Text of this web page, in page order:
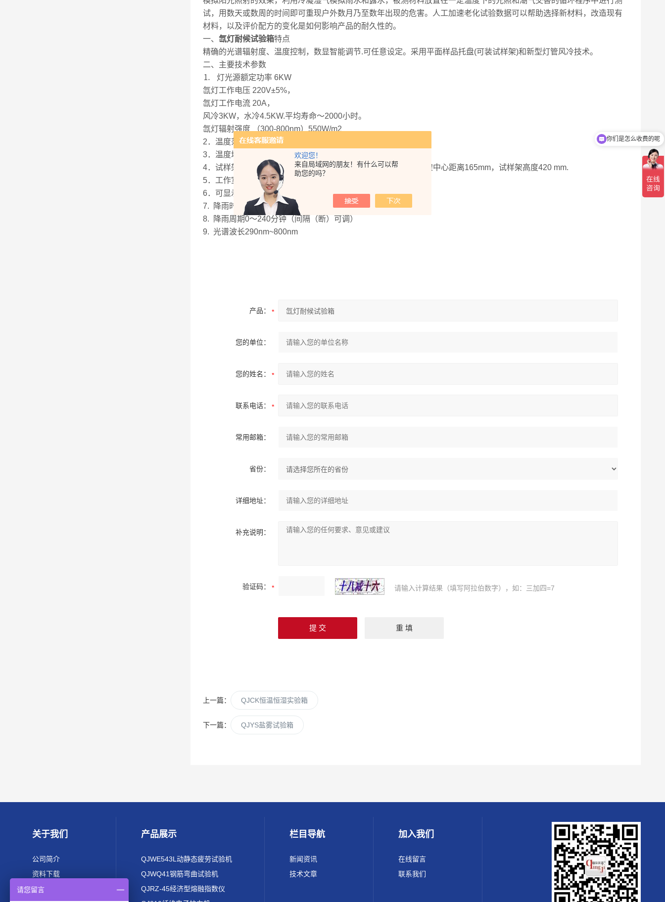
欢迎您！
来自局域网的朋友！有什么可以帮
助您的吗？
试，用数天或数周的时间即可重现户外数月乃至数年出现的危害。人工加速老化试验数据可以帮助选择新材料，改造现有
材料，以及评价配方的变化是如何影响产品的耐久性的。
一、 氙灯耐候试验箱特点
精确的光谱辐射度、温度控制，数显智能调节.可任意设定。采用平面样品托盘(可装试样架)和新型灯管风冷技术。
二、主要技术参数
⒈ 灯光源额定功率 6KW
氙灯工作电压 220V±5%，
氙灯工作电流 20A，
风冷3KW，水冷4.5KW.平均寿命～2000小时。
氙灯辐射强度 （300-800nm）550W/m2
2．温度范围： RT+10℃～80℃±1℃（可调
3．温度均匀度：≤2℃
4．试样架内/外半径100/220mm，试样架旋转速度 5r/min，试样架中心距离165mm，试样架高度420 mm.
5．工作室尺寸500×500×600mm或
6．可显示辐射强度.积算值
7. 降雨时间0～9999分钟（可调）
8. 降雨周期0～240分钟（间隔（断）可调）
9. 光谱波长290nm~800nm
产品：
您的单位：
您的姓名：
联系电话：
常用邮箱：
省份：
详细地址：
补充说明：
验证码： 请输入计算结果（填写阿拉伯数字），如：三加四=7
上一篇： QJCK恒温恒湿实验箱
下一篇： QJYS盐雾试验箱
关于我们
公司简介
资料下载
产品展示
QJWE543L动静态疲劳试验机
QJWQ41钢筋弯曲试验机
QJRZ-45经济型熔融指数仪
栏目导航
新闻资讯
技术文章
加入我们
在线留言
联系我们
现在有优惠活动吗
请您留言